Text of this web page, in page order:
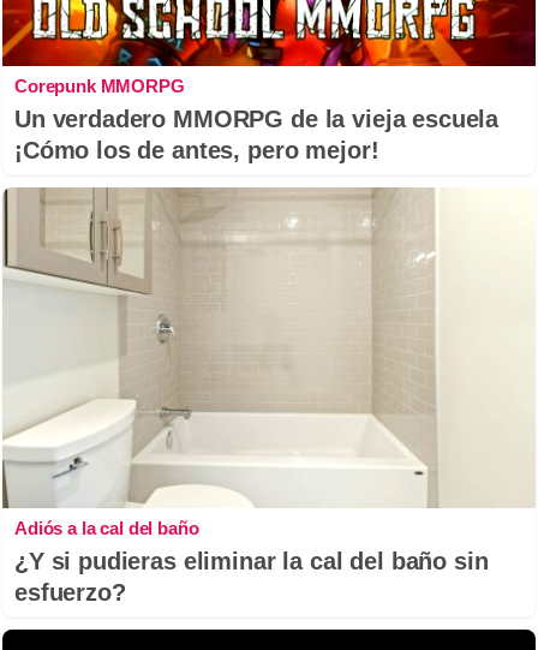
Corepunk MMORPG
Un verdadero MMORPG de la vieja escuela
¡Cómo los de antes, pero mejor!
Adiós a la cal del baño
¿Y si pudieras eliminar la cal del baño sin
esfuerzo?